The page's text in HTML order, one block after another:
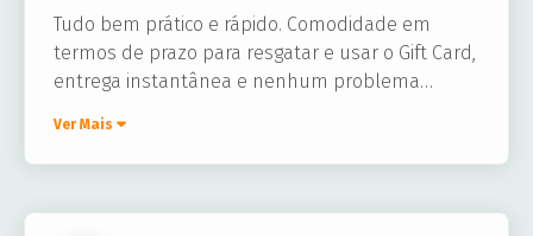
Tudo bem prático e rápido. Comodidade em
termos de prazo para resgatar e usar o Gift Card,
entrega instantânea e nenhum problema
Ver Mais